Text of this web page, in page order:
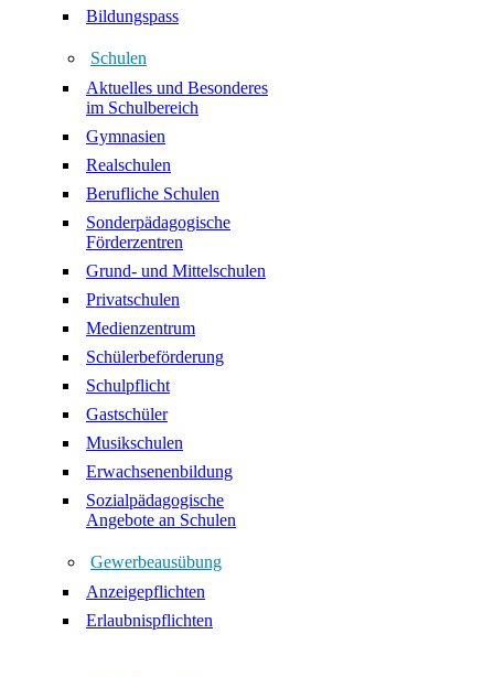
Bildungspass
Schulen
Aktuelles und Besonderes
im Schulbereich
Gymnasien
Realschulen
Berufliche Schulen
Sonderpädagogische
Förderzentren
Grund- und Mittelschulen
Privatschulen
Medienzentrum
Schülerbeförderung
Schulpflicht
Gastschüler
Musikschulen
Erwachsenenbildung
Sozialpädagogische
Angebote an Schulen
Gewerbeausübung
Anzeigepflichten
Erlaubnispflichten